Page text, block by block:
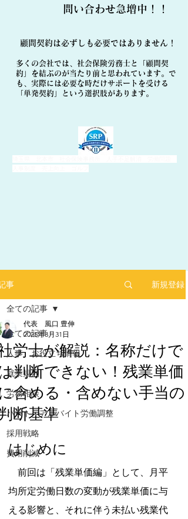
​問い合わせ急増中！！
顧問契約は必ずしも必要ではありません！
多くの会社では、社会保険労務士と「顧問契
約」を結ぶのが当たり前と思われています。で
も、実際には必要な時だけサポートを受ける
「単発契約」という選択肢があります。
2025年1月にリリースした求人サイト「あるバ
イ」を運営する㈱ヒプスターの情報サイトに、
弊社が掲載されました！
「あるバイ」は無料掲載(2025年6月現在)、採用
しても費用が掛からない媒体です。
​是非、ご活用ください！！
【あるバイ関東版】アルバイト・バイト・パー
トの求人・仕事を探そう！アルバイト情報はこ
こに【あるバイ】
事 新規登録
全ての記事
人事 お役立ち情報
就業規則
労務相談
パート・アルバイト労働調整
採用戦略
費用削減
全ての記事
労士が解説：名称だけで
判断できない！残業単価
含める・含めない手当の
断基準
代表 風口 豊伸
2025年3月31日
5つ星のうちNaNと評価されています。
はじめに
前回は「残業単価編」として、月平
均所定労働日数の変動が残業単価に与
える影響と、それに伴う未払い残業代